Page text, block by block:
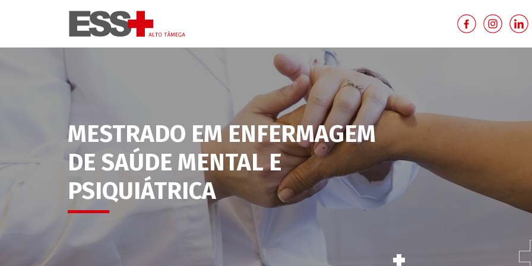
MESTRADO EM ENFERMAGEM
DE SAÚDE MENTAL E
PSIQUIÁTRICA